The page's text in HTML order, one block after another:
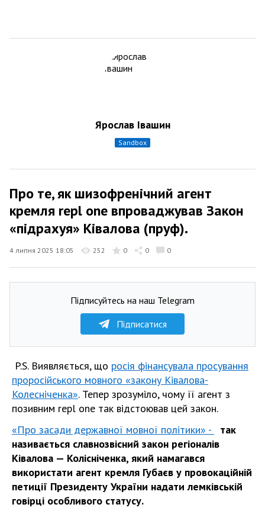
Ярослав Івашин
sandbox
Про те, як шизофренічний агент
кремля repl one впроваджував Закон
«підрахуя» Ківалова (пруф).
4 липня 2025 18:05 252 0 0 0
Підписуйтесь на наш Telegram
Підписатися
P.S. Виявляється, що росія фінансувала просування
проросійського мовного «закону Ківалова-
Колесніченка». Тепер зрозуміло, чому її агент з
позивним repl one так відстоював цей закон.
«Про засади державної мовної політики» -
так
називається славнозвісний закон регіоналів
Ківалова — Колісніченка, який намагався
використати агент кремля Губаєв у провокаційній
петиції Президенту України надати лемківській
говірці особливого статусу.